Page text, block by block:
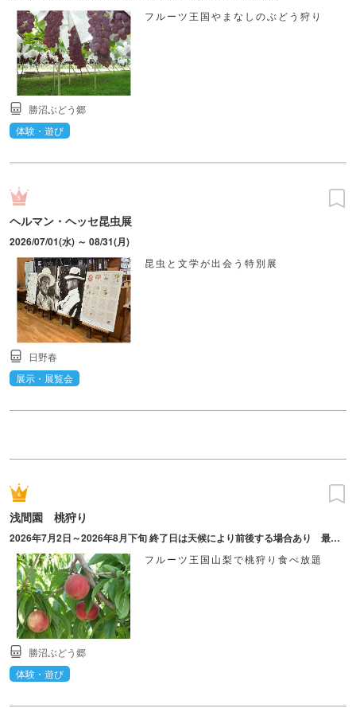
フルーツ王国やまなしのぶどう狩り
勝沼ぶどう郷
体験・遊び
ヘルマン・ヘッセ昆虫展
2026/07/01(水) ～ 08/31(月)
昆虫と文学が出会う特別展
日野春
展示・展覧会
浅間園 桃狩り
2026年7月2日～2026年8月下旬 終了日は天候により前後する場合あり 最終受付は15:00
フルーツ王国山梨で桃狩り食べ放題
勝沼ぶどう郷
体験・遊び